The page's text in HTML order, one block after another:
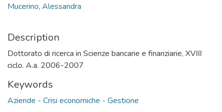
Mucerino, Alessandra
Description
Dottorato di ricerca in Scienze bancarie e finanziarie, XVIII
ciclo. A.a. 2006-2007
Keywords
Aziende - Crisi economiche - Gestione